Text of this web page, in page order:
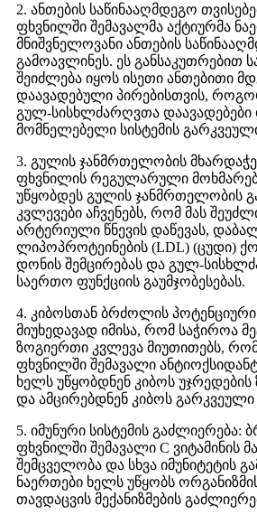
2. ანთების საწინააღმდეგო
ფხვნილში შემავალმა აქტიურმა
მნიშვნელოვანი ანთების
გამოავლინეს. ეს განსაკუთრებით
შეიძლება იყოს ისეთი ანთებითი
დაავადებული პირებისთვის,
გულ-სისხლძარღვთა დაავადებები
მომნელებელი სისტემის
3. გულის ჯანმრთელობის
ფხვნილის რეგულარული
უწყობდეს გულის ჯანმრთელობის
კვლევები აჩვენებს, რომ მას
არტერიული წნევის დაწევას,
ლიპოპროტეინების (LDL) (ცუდი)
დონის შემცირებას და გულ-
საერთო ფუნქციის გაუმჯობესებას.
4. კიბოსთან ბრძოლის პოტენციური
მიუხედავად იმისა, რომ საჭიროა
ზოგიერთი კვლევა მიუთითებს,
ფხვნილში შემავალი
ხელს უწყობდნენ კიბოს
და ამცირებდნენ კიბოს გარკვეული
5. იმუნური სისტემის გაძლიერება:
ფხვნილში შემავალი C ვიტამინის
შემცველობა და სხვა იმუნიტეტის
ნაერთები ხელს უწყობს
თავდაცვის მექანიზმების